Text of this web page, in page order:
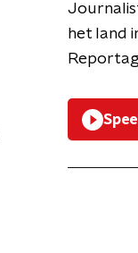
het land